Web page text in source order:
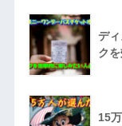
デ
ク
15